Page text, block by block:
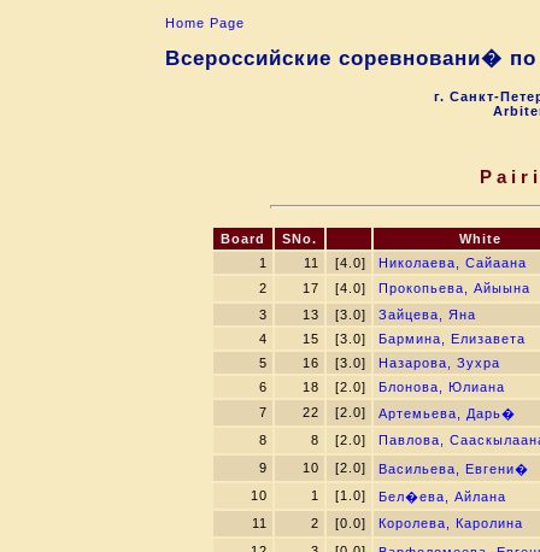
Home Page
Всероссийские соревновани�
г. Санкт-
Board SNo.
White
1
11 [4.0]
Николаева, Сайаана
2
17 [4.0]
Прокопьева, Айыына
3
13 [3.0]
Зайцева, Яна
4
15 [3.0]
Бармина, Елизавета
5
16 [3.0]
Назарова, Зухра
6
18 [2.0]
Блонова, Юлиана
7
22 [2.0]
Артемьева, Дарь�
8
8 [2.0]
Павлова,
9
10 [2.0]
Васильева, Евгени�
10
1 [1.0]
Бел�ева, Айлана
11
2 [0.0]
Королева, Каролина